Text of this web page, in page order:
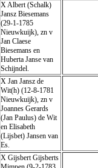
X Albert (Schalk)
Jansz Biesemans
(29-1-1785
Nieuwkuijk), zn v
Jan Claese
Biesemans en
Huberta Janse van
Schijndel.
X Jan Jansz de
Wit(h) (12-8-1781
Nieuwkuijk), zn v
Joannes Gerards
(Jan Paulus) de Wit
en Elisabeth
(Lijsbet) Jansen van
Es.
X Gijsbert Gijsberts